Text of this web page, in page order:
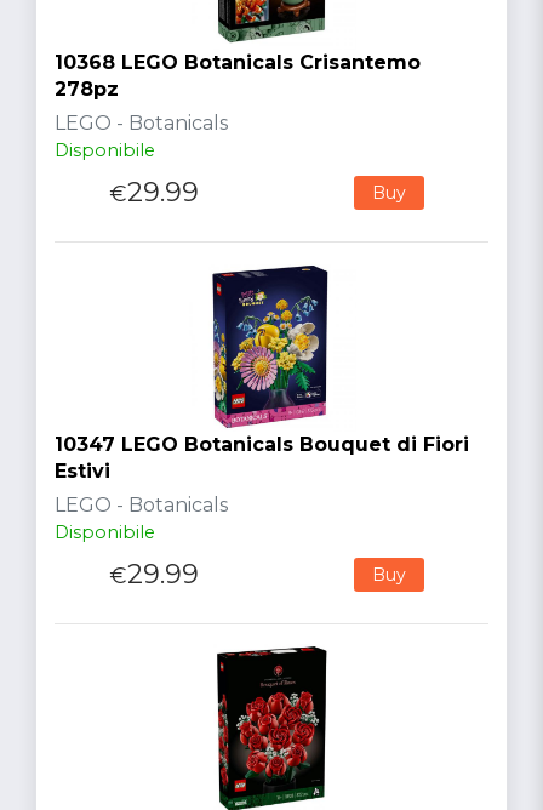
10368 LEGO Botanicals Crisantemo
278pz
LEGO - Botanicals
Disponibile
€29.99 Buy
10347 LEGO Botanicals Bouquet di Fiori
Estivi
LEGO - Botanicals
Disponibile
€29.99 Buy